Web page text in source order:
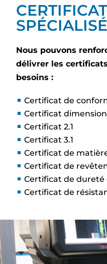
Nous pouvons
délivrer les
besoins :
Certificat de
Certificat
Certificat 2.1
Certificat 3.1
Certificat de
Certificat de
Certificat de dureté
Certificat de